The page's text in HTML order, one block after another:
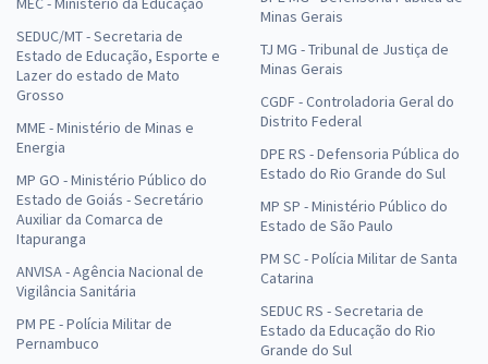
SEDUC/MT - Secretaria de
Estado de Educação, Esporte e
Lazer do estado de Mato
Grosso
MME - Ministério de Minas e
Energia
MP GO - Ministério Público do
Estado de Goiás - Secretário
Auxiliar da Comarca de
Itapuranga
ANVISA - Agência Nacional de
Vigilância Sanitária
PM PE - Polícia Militar de
Pernambuco
Minas Gerais
TJ MG - Tribunal de Justiça de
Minas Gerais
CGDF - Controladoria Geral do
Distrito Federal
DPE RS - Defensoria Pública do
Estado do Rio Grande do Sul
MP SP - Ministério Público do
Estado de São Paulo
PM SC - Polícia Militar de Santa
Catarina
SEDUC RS - Secretaria de
Estado da Educação do Rio
Grande do Sul